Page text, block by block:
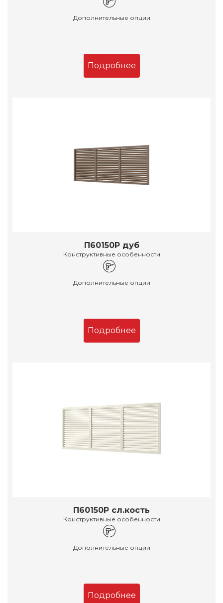
Дополнительные опции
Подробнее
П60150Р дуб
Конструктивные особенности
Дополнительные опции
Подробнее
П60150Р сл.кость
Конструктивные особенности
Дополнительные опции
Подробнее